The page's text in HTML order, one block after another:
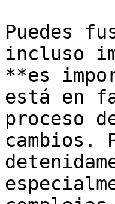
Puedes
incluso
**es
está en
proceso
cambios.